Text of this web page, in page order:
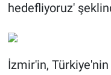
hedefliyoruz'
İzmir'in,